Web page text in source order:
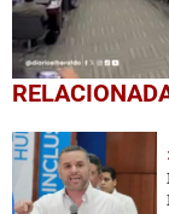
1
second
1
minute,
51
seconds